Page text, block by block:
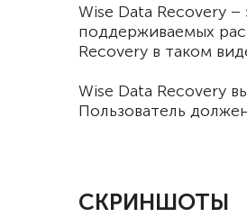
Wise Data Recovery
поддерживаемых
Recovery в таком
Wise Data Recovery
Пользователь
СКРИНШОТЫ